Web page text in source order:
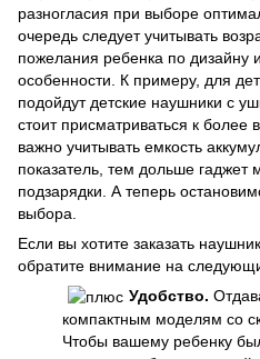
разногласия при выборе
очередь следует учитывать
пожелания ребенка по дизайну
особенности. К примеру, для
подойдут детские наушники с
стоит присматриваться к
важно учитывать емкость
показатель, тем дольше гаджет
подзарядки. А теперь
выбора.
Если вы хотите заказать
обратите внимание на
Удобство.
компактным моделям со
Чтобы вашему ребенку